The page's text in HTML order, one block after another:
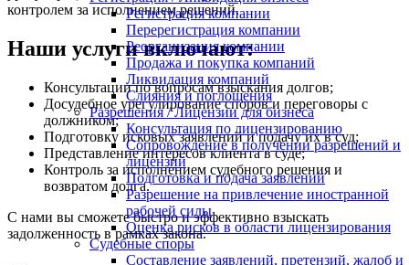
Регистрация компании
Перерегистрация компании
Реорганизация компании
Продажа и покупка компаний
Ликвидация компаний
Слияния и поглощения
Разрешения / Лицензии для бизнеса
Консультация по лицензированию
Сопровождение в получении разрешений и
лицензий
Подготовка и подача заявлений
Разрешение на привлечение иностранной
рабочей силы
Оценка рисков в области лицензирования
Судебные споры
Составление заявлений, претензий, жалоб и
контролем за исполнением решений.
Наши услуги включают:
Консультации по вопросам взыскания долгов;
Досудебное урегулирование споров и переговоры с
должником;
Подготовку исковых заявлений и подачу их в суд;
Представление интересов клиента в суде;
Контроль за исполнением судебного решения и
возвратом долга.
С нами вы сможете быстро и эффективно взыскать
задолженность в рамках закона.